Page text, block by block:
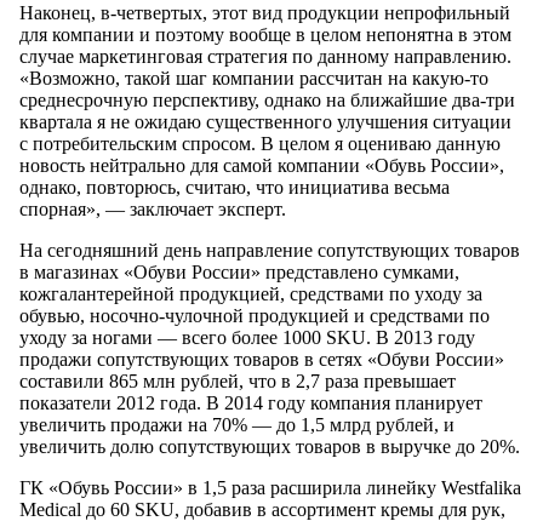
Наконец, в-четвертых, этот вид продукции непрофильный
для компании и поэтому вообще в целом непонятна в этом
случае маркетинговая стратегия по данному направлению.
«Возможно, такой шаг компании рассчитан на какую-то
среднесрочную перспективу, однако на ближайшие два-три
квартала я не ожидаю существенного улучшения ситуации
с потребительским спросом. В целом я оцениваю данную
новость нейтрально для самой компании «Обувь России»,
однако, повторюсь, считаю, что инициатива весьма
спорная», — заключает эксперт.
На сегодняшний день направление сопутствующих товаров
в магазинах «Обуви России» представлено сумками,
кожгалантерейной продукцией, средствами по уходу за
обувью, носочно-чулочной продукцией и средствами по
уходу за ногами — всего более 1000 SKU. В 2013 году
продажи сопутствующих товаров в сетях «Обуви России»
составили 865 млн рублей, что в 2,7 раза превышает
показатели 2012 года. В 2014 году компания планирует
увеличить продажи на 70% — до 1,5 млрд рублей, и
увеличить долю сопутствующих товаров в выручке до 20%.
ГК «Обувь России» в 1,5 раза расширила линейку Westfalika
Medical до 60 SKU, добавив в ассортимент кремы для рук,